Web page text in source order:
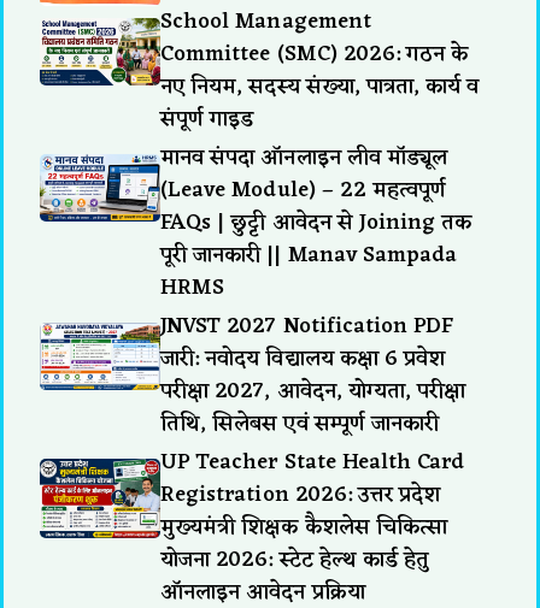
School Management
Committee (SMC) 2026: गठन के
नए नियम, सदस्य संख्या, पात्रता, कार्य व
संपूर्ण गाइड
मानव संपदा ऑनलाइन लीव मॉड्यूल
(Leave Module) – 22 महत्वपूर्ण
FAQs | छुट्टी आवेदन से Joining तक
पूरी जानकारी || Manav Sampada
HRMS
JNVST 2027 Notification PDF
जारी: नवोदय विद्यालय कक्षा 6 प्रवेश
परीक्षा 2027, आवेदन, योग्यता, परीक्षा
तिथि, सिलेबस एवं सम्पूर्ण जानकारी
UP Teacher State Health Card
Registration 2026: उत्तर प्रदेश
मुख्यमंत्री शिक्षक कैशलेस चिकित्सा
योजना 2026: स्टेट हेल्थ कार्ड हेतु
ऑनलाइन आवेदन प्रक्रिया